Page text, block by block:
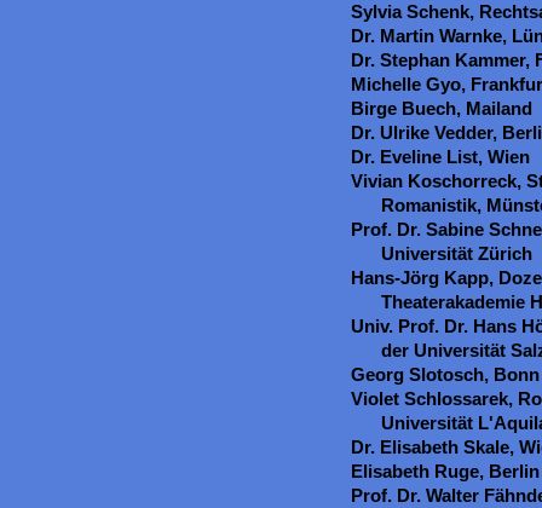
Sylvia Schenk,
Dr. Martin Warnke,
Dr. Stephan Kammer,
Michelle Gyo,
Birge Buech, Mailand
Dr. Ulrike Vedder,
Dr. Eveline List, Wien
Vivian Koschorreck,
Romanistik,
Prof. Dr. Sabine
Universität Zürich
Hans-Jörg Kapp,
Theaterakademie
Univ. Prof. Dr. Hans
der Universität
Georg Slotosch, Bonn
Violet Schlossarek,
Universität
Dr. Elisabeth Skale,
Elisabeth Ruge,
Prof. Dr. Walter